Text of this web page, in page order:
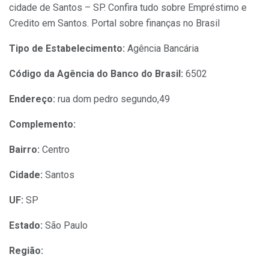
cidade de Santos – SP. Confira tudo sobre Empréstimo e
Credito em Santos. Portal sobre finanças no Brasil
Tipo de Estabelecimento: Agência Bancária
Código da Agência do Banco do Brasil: 6502
Endereço: rua dom pedro segundo,49
Complemento:
Bairro: Centro
Cidade: Santos
UF: SP
Estado: São Paulo
Região: